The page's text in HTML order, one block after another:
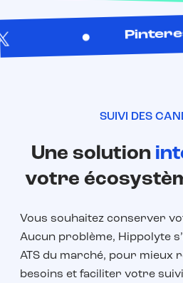
Pinterest
SUIVI DES
Une solution
votre
Vous souhaitez conserver
Aucun problème, Hippolyte
ATS du marché, pour mieux
besoins et faciliter votre